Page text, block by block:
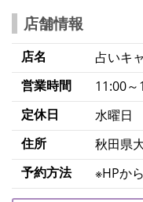
店舗情報
店名
占いキ
営業時間
11:00～
定休日
水曜日
住所
秋田県
予約方法
※HPか